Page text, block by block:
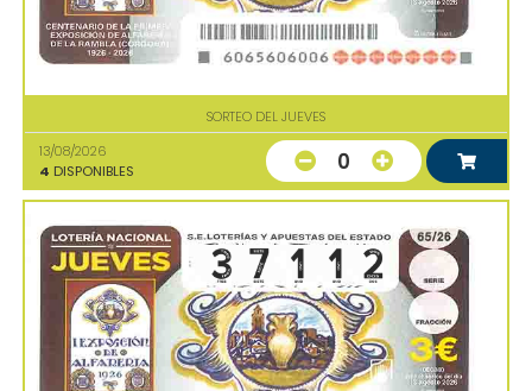
SORTEO DEL JUEVES
13/08/2026
4 DISPONIBLES 0